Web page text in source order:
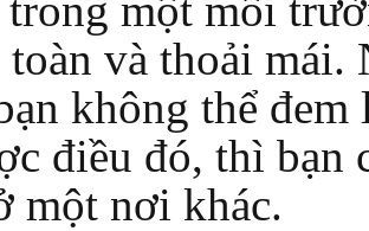
toàn và thoải mái.
không thể đem
điều đó, thì bạn
một nơi khác.